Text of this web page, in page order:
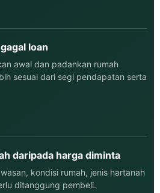
loan
awal dan padankan rumah
sesuai dari segi pendapatan serta
daripada harga diminta
kondisi rumah, jenis hartanah
ditanggung pembeli.